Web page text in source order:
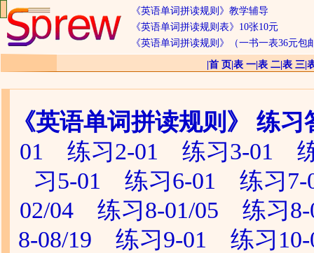
《英语单词拼读规则》教学辅导
《英语单词拼读规则表》10张10元
《英语单词拼读规则》（一书一表36元包
首 页| 表 一| 表 二| 表 三|
《英语单词拼读规则》 练习
01
练习2-01 练习3-01
习5-01
练习6-01
练习7-
02/04
练习8-01/05
练习8-
8-08/19
练习9-01
练习10-